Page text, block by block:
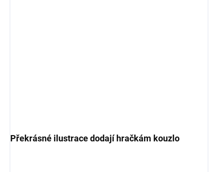
Překrásné ilustrace dodají hračkám kouzlo